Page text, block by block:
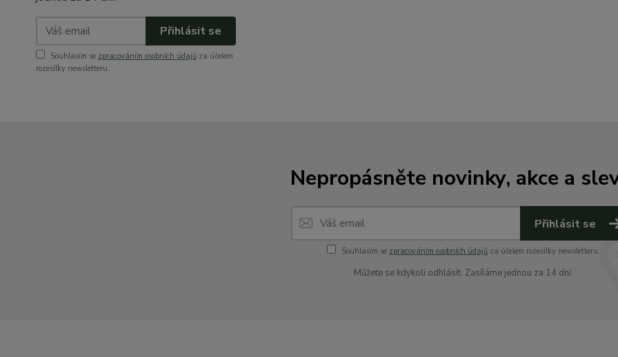
Přihlásit se
Souhlasím se zpracováním osobních údajů za účelem
rozesílky newsletteru.
Nepropásněte novinky, akce a
Přihlásit se
Souhlasím se zpracováním osobních údajů za účelem rozesílky newsletteru.
Můžete se kdykoli odhlásit. Zasíláme jednou za 14 dní.